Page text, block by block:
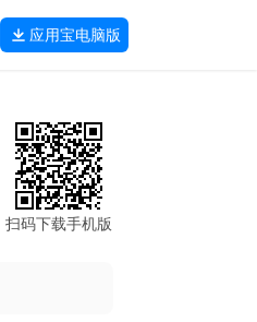
应用宝电脑版
扫码下载手机版